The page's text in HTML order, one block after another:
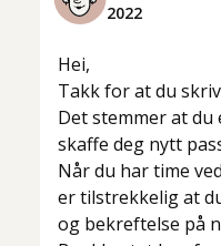
2022
Hei,
Takk for at du
Det stemmer at
skaffe deg nytt
Når du har time
er tilstrekkelig at
og bekreftelse på